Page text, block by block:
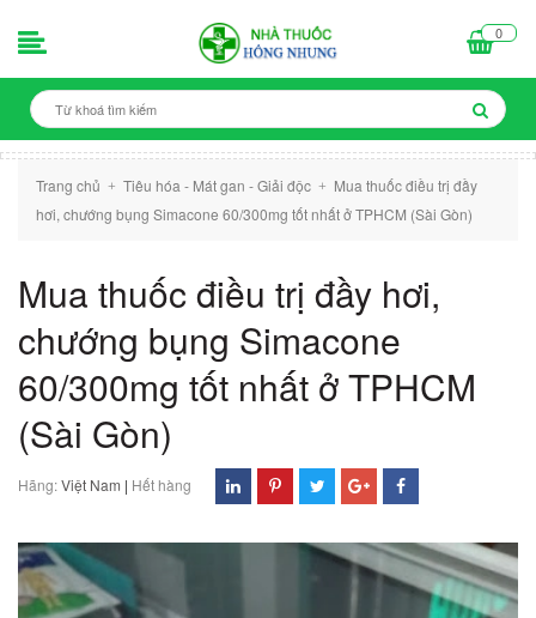
0
Trang chủ + Tiêu hóa - Mát gan - Giải độc +
Mua thuốc điều trị đầy
hơi, chướng bụng Simacone 60/300mg tốt nhất ở TPHCM (Sài Gòn)
Mua thuốc điều trị đầy hơi,
chướng bụng Simacone
60/300mg tốt nhất ở TPHCM
(Sài Gòn)
Hãng:Việt Nam | Hết hàng